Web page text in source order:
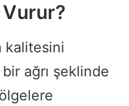
Vurur?
kalitesini
ağrı şeklinde